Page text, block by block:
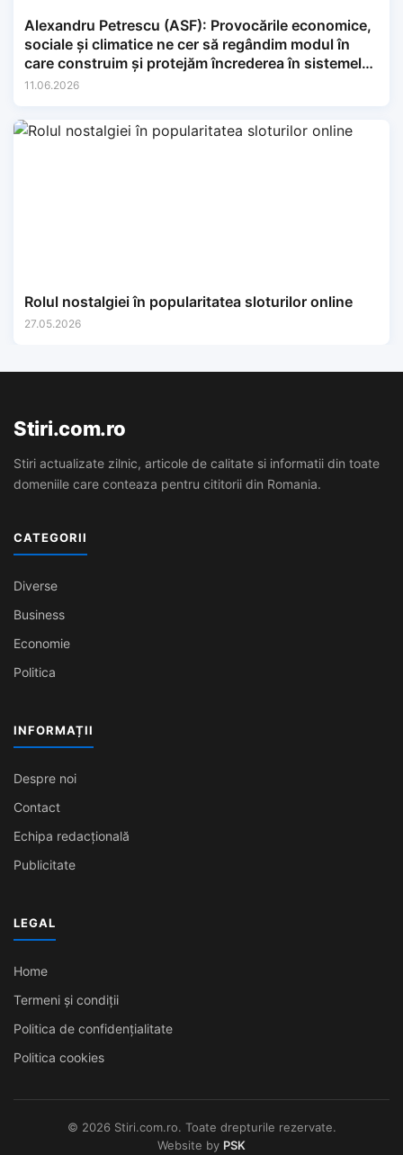
Alexandru Petrescu (ASF): Provocările economice,
sociale și climatice ne cer să regândim modul în
care construim și protejăm încrederea în sistemele
financiare.
11.06.2026
Rolul nostalgiei în popularitatea sloturilor online
27.05.2026
Stiri.com.ro
Stiri actualizate zilnic, articole de calitate si informatii din toate
domeniile care conteaza pentru cititorii din Romania.
CATEGORII
Diverse
Business
Economie
Politica
INFORMAȚII
Despre noi
Contact
Echipa redacțională
Publicitate
LEGAL
Home
Termeni și condiții
Politica de confidențialitate
Politica cookies
© 2026 Stiri.com.ro. Toate drepturile rezervate.
Website by PSK